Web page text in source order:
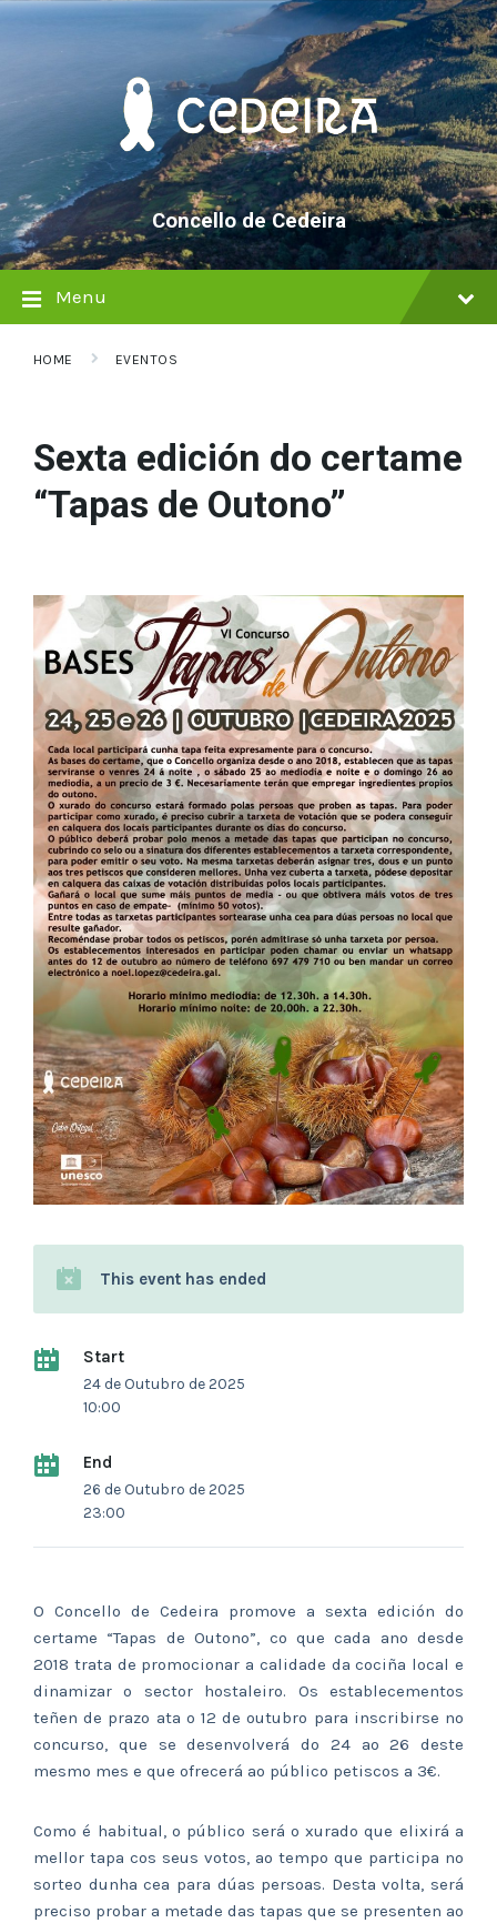
Skip
Skip
Skip
Concello de Cedeira
Menu
HOME EVENTOS
Sexta edición do certame
“Tapas de Outono”
This event has ended
Start
24 de Outubro de 2025
10:00
End
26 de Outubro de 2025
23:00
O Concello de Cedeira promove a sexta edición do
certame “Tapas de Outono”, co que cada ano desde
2018 trata de promocionar a calidade da cociña local e
dinamizar o sector hostaleiro. Os establecementos
teñen de prazo ata o 12 de outubro para inscribirse no
concurso, que se desenvolverá do 24 ao 26 deste
mesmo mes e que ofrecerá ao público petiscos a 3€.
Como é habitual, o público será o xurado que elixirá a
mellor tapa cos seus votos, ao tempo que participa no
sorteo dunha cea para dúas persoas. Desta volta, será
preciso probar a metade das tapas que se presenten ao